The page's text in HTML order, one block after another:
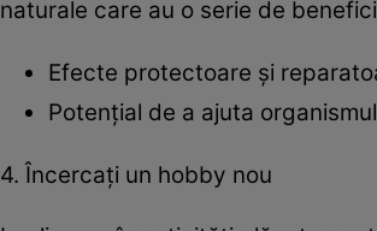
naturale care au o serie de
Efecte protectoare și
Potențial de a ajuta
4. Încercați un hobby nou